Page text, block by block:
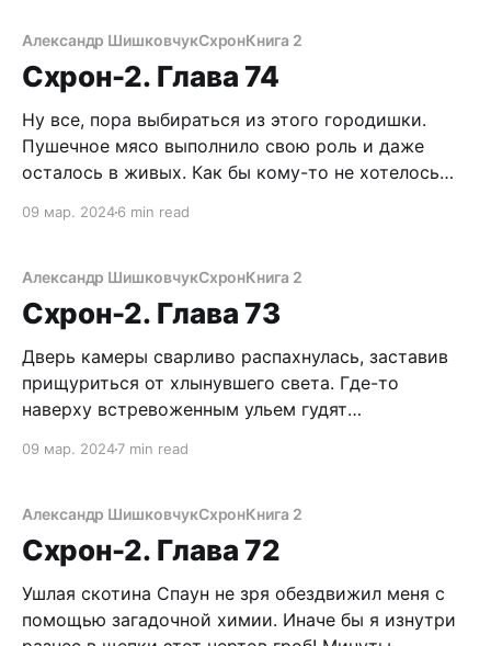
гнездо. Но теперь-то все ништяк, мы в
безопасности. Или нет? – У кого-нибудь
Александр ШишковчукСхронКнига 2
Схрон-2. Глава 74
Ну все, пора выбираться из этого городишки.
Пушечное мясо выполнило свою роль и даже
осталось в живых. Как бы кому-то не хотелось
продвинутого выживальщика, как я. Куда же
погода, похоже, благоволит планам Спауна и
Юрца.
09 мар. 20246 min read
Александр ШишковчукСхронКнига 2
Схрон-2. Глава 73
Дверь камеры сварливо распахнулась, заставив
прищуриться от хлынувшего света. Где-то
наверху встревоженным ульем гудят
с нарастающей частотой в предбоевой
выйду на эту проклятую Арену в последний раз. И
что бы ни случилось – будь, что будет. Тяжелая
ладонь
09 мар. 20247 min read
Александр ШишковчукСхронКнига 2
Схрон-2. Глава 72
Ушлая скотина Спаун не зря обездвижил меня с
помощью загадочной химии. Иначе бы я изнутри